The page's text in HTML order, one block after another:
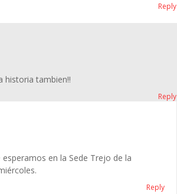
Reply
historia tambien!!
Reply
en la Sede Trejo de la
Reply